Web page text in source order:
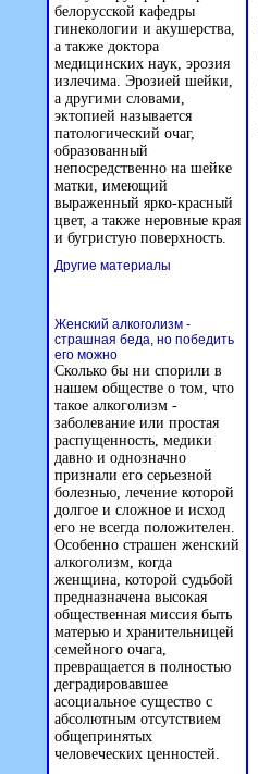
белорусской кафедры
гинекологии и акушерства,
а также доктора
медицинских наук, эрозия
излечима. Эрозией шейки,
а другими словами,
эктопией называется
патологический очаг,
образованный
непосредственно на шейке
матки, имеющий
выраженный ярко-красный
цвет, а также неровные края
и бугристую поверхность.
Другие материалы
Женский алкоголизм -
страшная беда, но победить
его можно
Сколько бы ни спорили в
нашем обществе о том, что
такое алкоголизм -
заболевание или простая
распущенность, медики
давно и однозначно
признали его серьезной
болезнью, лечение которой
долгое и сложное и исход
его не всегда положителен.
Особенно страшен женский
алкоголизм, когда
женщина, которой судьбой
предназначена высокая
общественная миссия быть
матерью и хранительницей
семейного очага,
превращается в полностью
деградировавшее
асоциальное существо с
абсолютным отсутствием
общепринятых
человеческих ценностей.